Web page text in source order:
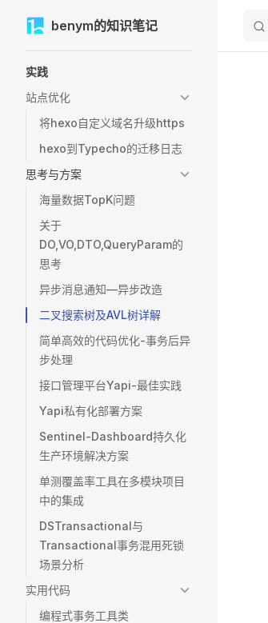
Skip to content
benym的知识笔记
实践
站点优化
将hexo自定义域名升级https
hexo到Typecho的迁移日志
思考与方案
海量数据TopK问题
关于
DO,VO,DTO,QueryParam的
思考
异步消息通知—异步改造
二叉搜索树及AVL树详解
简单高效的代码优化-事务后异
步处理
接口管理平台Yapi-最佳实践
Yapi私有化部署方案
Sentinel-Dashboard持久化
生产环境解决方案
单测覆盖率工具在多模块项目
中的集成
DSTransactional与
Transactional事务混用死锁
场景分析
实用代码
编程式事务工具类